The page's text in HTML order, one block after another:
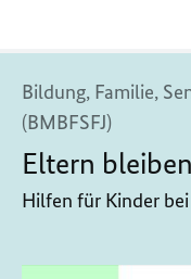
Bildung, Familie,
(BMBFSFJ)
Eltern
Hilfen für Kinder